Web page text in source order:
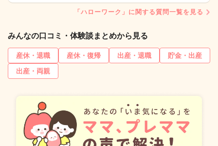
「ハローワーク」に関する質問一覧を見る
みんなの口コミ・体験談まとめから見る
産休・退職 産休・復帰 出産・退職
貯金・出産
出産・両親